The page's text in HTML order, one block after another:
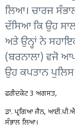
ਲਿਆ। ਚਾਰਜ
ਦੱਸਿਆ ਕਿ ਉਹ
ਅਤੇ ਉਨ੍ਹਾਂ ਨੇ
(ਬਰਨਾਲਾ) ਵਜੋ
ਉਹ ਕਪਤਾਨ
ਫ਼ਰੀਦਕੋਟ 3 ਅਗਸਤ,
ਡਾ. ਪ੍ਰਗਿਆ ਜੈਨ,
ਸੰਭਾਲ ਲਿਆ।